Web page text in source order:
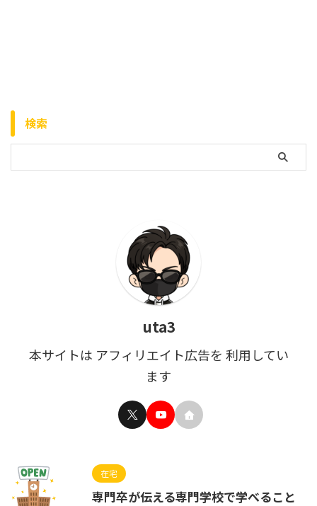
検索
uta3
本サイトは アフィリエイト広告を 利用してい
ます
在宅
専門卒が伝える専門学校で学べること